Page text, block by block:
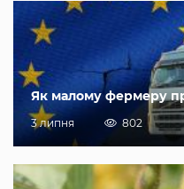
Як малому фермеру
3 липня 802